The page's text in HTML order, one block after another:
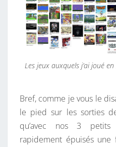
Les jeux auxquels j’ai joué
Bref, comme je vous le
le pied sur les sorties
qu’avec nos 3 petits
rapidement épuisés